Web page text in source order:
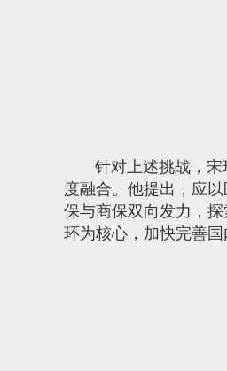
针对上述挑战，
度融合。他提出，应
保与商保双向发力，
环为核心，加快完善